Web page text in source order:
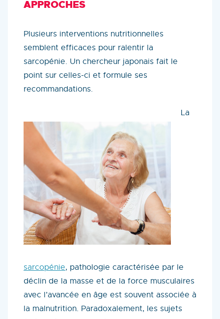
APPROCHES
Plusieurs interventions nutritionnelles
semblent efficaces pour ralentir la
sarcopénie. Un chercheur japonais fait le
point sur celles-ci et formule ses
recommandations.
La
sarcopénie, pathologie caractérisée par le
déclin de la masse et de la force musculaires
avec l’avancée en âge est souvent associée à
la malnutrition. Paradoxalement, les sujets